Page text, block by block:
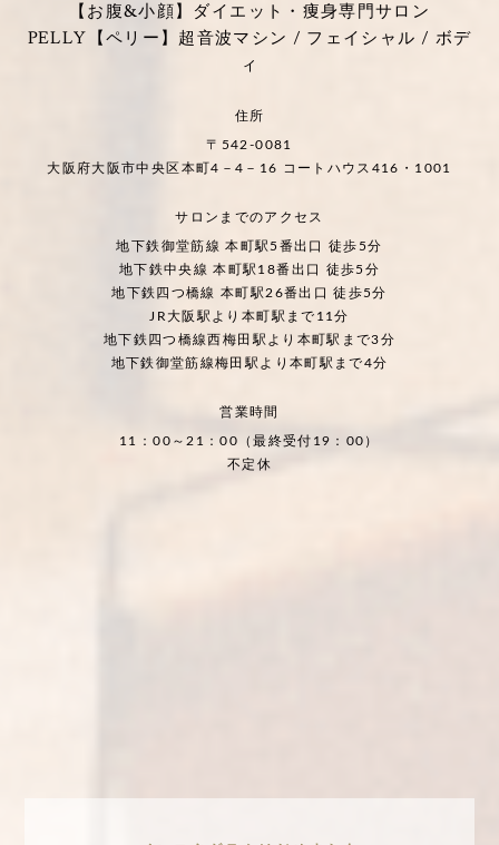
【お腹&小顔】ダイエット・痩身専門サロン
PELLY【ペリー】超音波マシン / フェイシャル / ボデ
ィ
住所
〒542-0081
大阪府大阪市中央区本町4－4－16 コートハウス416・1001
サロンまでのアクセス
地下鉄御堂筋線 本町駅5番出口 徒歩5分
地下鉄中央線 本町駅18番出口 徒歩5分
地下鉄四つ橋線 本町駅26番出口 徒歩5分
JR大阪駅より本町駅まで11分
地下鉄四つ橋線西梅田駅より本町駅まで3分
地下鉄御堂筋線梅田駅より本町駅まで4分
営業時間
11：00～21：00（最終受付19：00）
不定休